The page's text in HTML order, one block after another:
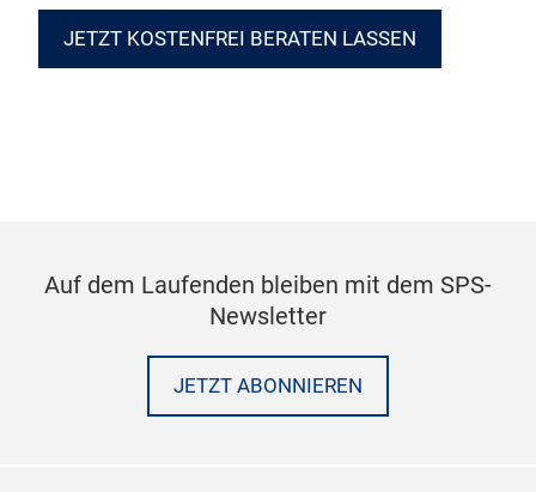
JETZT KOSTENFREI BERATEN LASSEN
Auf dem Laufenden bleiben mit dem SPS-
Newsletter
JETZT ABONNIEREN